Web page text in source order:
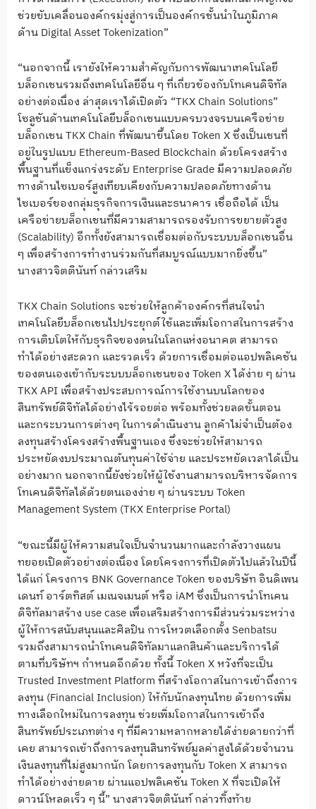
ช่วยขับเคลื่อนองค์กรมุ่งสู่การเป็นองค์กรชั้นนำในภูมิภาค
ด้าน Digital Asset Tokenization”
“นอกจากนี้ เรายังให้ความสำคัญกับการพัฒนาเทคโนโลยี
บล็อกเชนรวมถึงเทคโนโลยีอื่น ๆ ที่เกี่ยวข้องกับโทเคนดิจิทัล
อย่างต่อเนื่อง ล่าสุดเราได้เปิดตัว “TKX Chain Solutions”
โซลูชันด้านเทคโนโลยีบล็อกเชนแบบครบวงจรบนเครือข่าย
บล็อกเชน TKX Chain ที่พัฒนาขึ้นโดย Token X ซึ่งเป็นเชนที่
อยู่ในรูปแบบ Ethereum-Based Blockchain ด้วยโครงสร้าง
พื้นฐานที่แข็งแกร่งระดับ Enterprise Grade มีความปลอดภัย
ทางด้านไซเบอร์สูงเทียบเคียงกับความปลอดภัยทางด้าน
ไซเบอร์ของกลุ่มธุรกิจการเงินและธนาคาร เชื่อถือได้ เป็น
เครือข่ายบล็อกเชนที่มีความสามารถรองรับการขยายตัวสูง
(Scalability) อีกทั้งยังสามารถเชื่อมต่อกับระบบบล็อกเชนอื่น
ๆ เพื่อสร้างการทำงานร่วมกันที่สมบูรณ์แบบมากยิ่งขึ้น”
นางสาวจิตตินันท์ กล่าวเสริม
TKX Chain Solutions จะช่วยให้ลูกค้าองค์กรที่สนใจนำ
เทคโนโลยีบล็อกเชนไปประยุกต์ใช้และเพิ่มโอกาสในการสร้าง
การเติบโตให้กับธุรกิจของตนในโลกแห่งอนาคต สามารถ
ทำได้อย่างสะดวก และรวดเร็ว ด้วยการเชื่อมต่อแอปพลิเคชัน
ของตนเองเข้ากับระบบบล็อกเชนของ Token X ได้ง่าย ๆ ผ่าน
TKX API เพื่อสร้างประสบการณ์การใช้งานบนโลกของ
สินทรัพย์ดิจิทัลได้อย่างไร้รอยต่อ พร้อมทั้งช่วยลดขั้นตอน
และกระบวนการต่างๆ ในการดำเนินงาน ลูกค้าไม่จำเป็นต้อง
ลงทุนสร้างโครงสร้างพื้นฐานเอง ซึ่งจะช่วยให้สามารถ
ประหยัดงบประมาณต้นทุนค่าใช้จ่าย และประหยัดเวลาได้เป็น
อย่างมาก นอกจากนี้ยังช่วยให้ผู้ใช้งานสามารถบริหารจัดการ
โทเคนดิจิทัลได้ด้วยตนเองง่าย ๆ ผ่านระบบ Token
Management System (TKX Enterprise Portal)
“ขณะนี้มีผู้ให้ความสนใจเป็นจำนวนมากและกำลังวางแผน
ทยอยเปิดตัวอย่างต่อเนื่อง โดยโครงการที่เปิดตัวไปแล้วในปีนี้
ได้แก่ โครงการ BNK Governance Token ของบริษัท อินดิเพน
เดนท์ อาร์ตทิสต์ เมเนจเมนต์ หรือ iAM ซึ่งเป็นการนำโทเคน
ดิจิทัลมาสร้าง use case เพื่อเสริมสร้างการมีส่วนร่วมระหว่าง
ผู้ให้การสนับสนุนและศิลปิน การโหวตเลือกตั้ง Senbatsu
รวมถึงสามารถนำโทเคนดิจิทัลมาแลกสินค้าและบริการได้
ตามที่บริษัทฯ กำหนดอีกด้วย ทั้งนี้ Token X หวังที่จะเป็น
Trusted Investment Platform ที่สร้างโอกาสในการเข้าถึงการ
ลงทุน (Financial Inclusion) ให้กับนักลงทุนไทย ด้วยการเพิ่ม
ทางเลือกใหม่ในการลงทุน ช่วยเพิ่มโอกาสในการเข้าถึง
สินทรัพย์ประเภทต่าง ๆ ที่มีความหลากหลายได้ง่ายดายกว่าที่
เคย สามารถเข้าถึงการลงทุนสินทรัพย์มูลค่าสูงได้ด้วยจำนวน
เงินลงทุนที่ไม่สูงมากนัก โดยการลงทุนกับ Token X สามารถ
ทำได้อย่างง่ายดาย ผ่านแอปพลิเคชัน Token X ที่จะเปิดให้
ดาวน์โหลดเร็ว ๆ นี้” นางสาวจิตตินันท์ กล่าวทิ้งท้าย